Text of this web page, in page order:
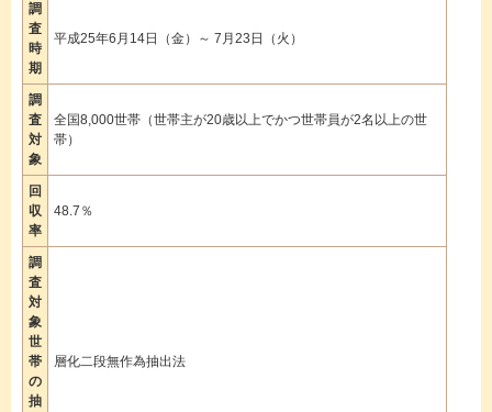
調
査
時
期
平成25年6月14日（金）～ 7月23日（火）
調
査
対
象
全国8,000世帯（世帯主が20歳以上でかつ世帯員が2名以上の世
帯）
回
収
率
48.7％
調
査
対
象
世
帯
の
抽
層化二段無作為抽出法